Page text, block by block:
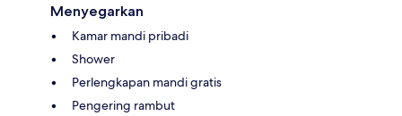
Menyegarkan
Kamar mandi pribadi
Shower
Perlengkapan mandi gratis
Pengering rambut